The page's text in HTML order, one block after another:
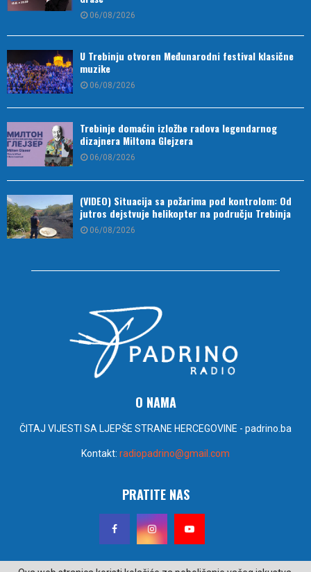
06/08/2026
U Trebinju otvoren Međunarodni festival klasične
muzike
06/08/2026
Trebinje domaćin izložbe radova legendarnog
dizajnera Miltona Glejzera
06/08/2026
(VIDEO) Situacija sa požarima pod kontrolom: Od
jutros dejstvuje helikopter na području Trebinja
06/08/2026
O NAMA
ČITAJ VIJESTI SA LJEPŠE STRANE HERCEGOVINE - padrino.ba
Kontakt: radiopadrino@gmail.com
PRATITE NAS